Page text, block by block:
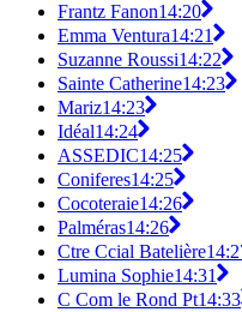
Frantz Fanon14:20
Emma Ventura14:21
Suzanne Roussi14:22
Sainte Catherine14:23
Mariz14:23
Idéal14:24
ASSEDIC14:25
Coniferes14:25
Cocoteraie14:26
Palméras14:26
Ctre Ccial Batelière
Lumina Sophie14:31
C Com le Rond Pt14:33